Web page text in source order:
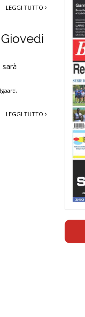
LEGGI TUTTO
sarà
,
LEGGI TUTTO